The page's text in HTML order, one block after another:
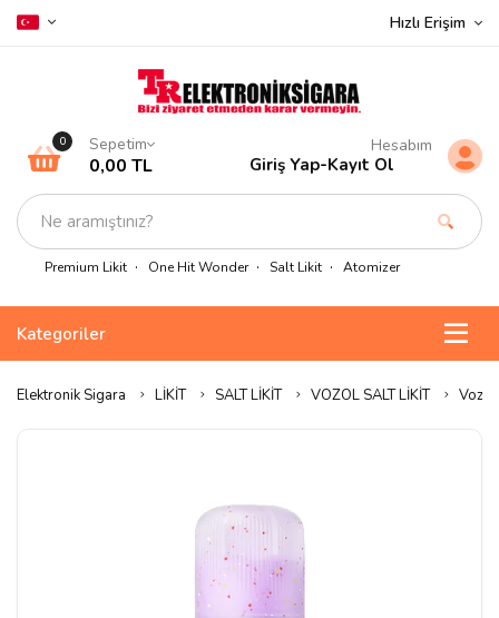
Hızlı Erişim
Premium Likit One Hit Wonder Salt Likit Atomizer
0 Sepetim
0,00 TL
Hesabım
Giriş Yap-Kayıt Ol
Kategoriler
Elektronik Sigara LİKİT SALT LİKİT VOZOL SALT LİKİT